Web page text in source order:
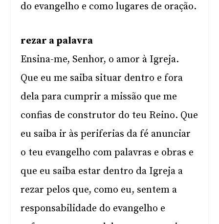
do evangelho e como lugares de oração.
rezar a palavra
Ensina-me, Senhor, o amor à Igreja.
Que eu me saiba situar dentro e fora
dela para cumprir a missão que me
confias de construtor do teu Reino. Que
eu saiba ir às periferias da fé anunciar
o teu evangelho com palavras e obras e
que eu saiba estar dentro da Igreja a
rezar pelos que, como eu, sentem a
responsabilidade do evangelho e